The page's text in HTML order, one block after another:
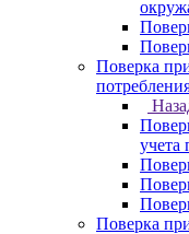
Поверка
учета
Поверка